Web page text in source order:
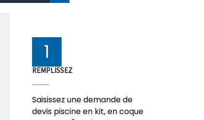
1
REMPLISSEZ
Saisissez une demande de
devis piscine en kit, en coque